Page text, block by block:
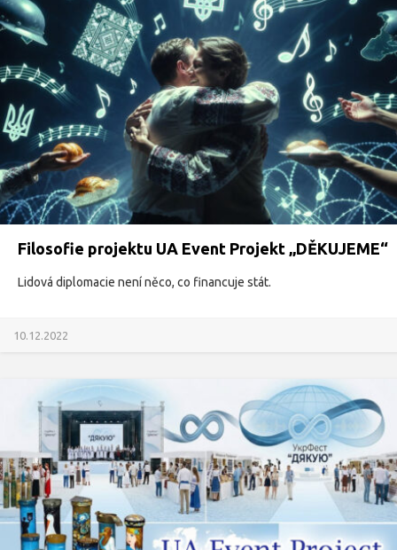
Filosofie projektu UA Event Projekt „DĚKUJEME“
Lidová diplomacie není něco, co financuje stát.
10.12.2022